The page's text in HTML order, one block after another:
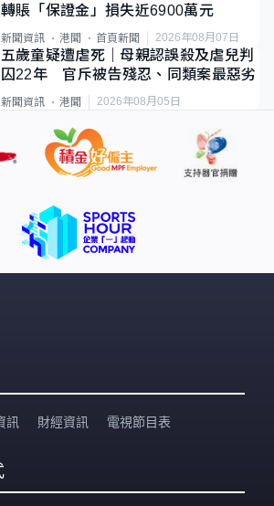
轉賬「保證金」損失近6900萬元
新聞資訊 港聞 首頁新聞 2026年08月07日
五歲童疑遭虐死｜母親認誤殺及虐兒判
囚22年 官斥被告殘忍、同類案最惡劣
新聞資訊 港聞 2026年08月05日
訊 財經資訊 電視節目表